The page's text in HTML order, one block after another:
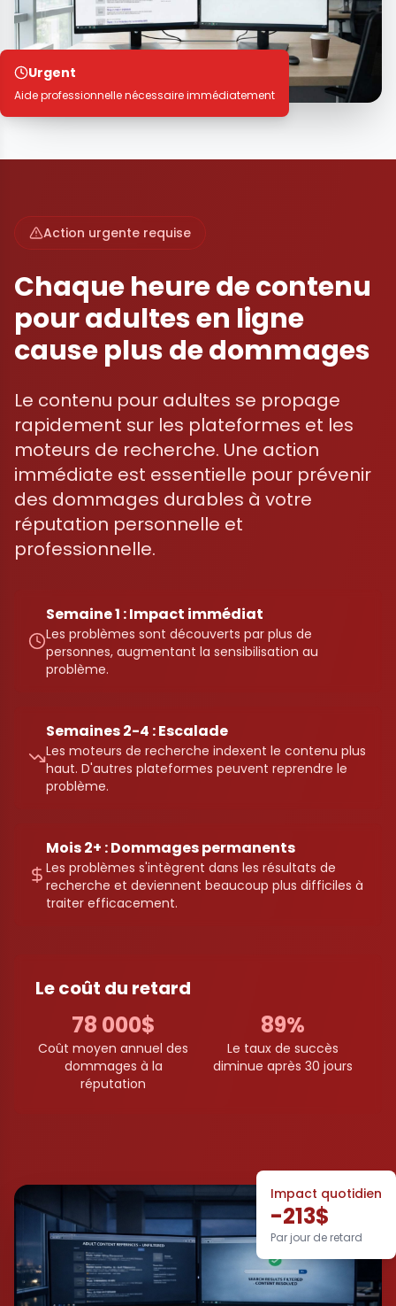
Urgent
Aide professionnelle nécessaire immédiatement
Action urgente requise
Chaque heure de contenu
pour adultes en ligne
cause plus de dommages
Le contenu pour adultes se propage
rapidement sur les plateformes et les
moteurs de recherche. Une action
immédiate est essentielle pour prévenir
des dommages durables à votre
réputation personnelle et
professionnelle.
Semaine 1 : Impact immédiat
Les problèmes sont découverts par plus de
personnes, augmentant la sensibilisation au
problème.
Semaines 2-4 : Escalade
Les moteurs de recherche indexent le contenu plus
haut. D'autres plateformes peuvent reprendre le
problème.
Mois 2+ : Dommages permanents
Les problèmes s'intègrent dans les résultats de
recherche et deviennent beaucoup plus difficiles à
traiter efficacement.
Le coût du retard
78 000$
Coût moyen annuel des
dommages à la
réputation
89%
Le taux de succès
diminue après 30 jours
Impact quotidien
-213$
Par jour de retard